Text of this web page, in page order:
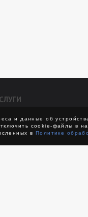
на свадьбу
перевозки
и данные об
cookie-файлы в
в Политике